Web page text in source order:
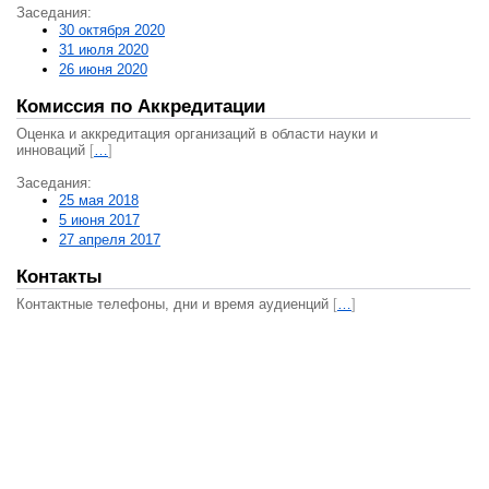
Заседания:
30 октября 2020
31 июля 2020
26 июня 2020
Комиссия по Аккредитации
Оценка и аккредитация организаций в области науки и
инноваций […]
Заседания:
25 мая 2018
5 июня 2017
27 апреля 2017
Контакты
Контактные телефоны, дни и время аудиенций […]